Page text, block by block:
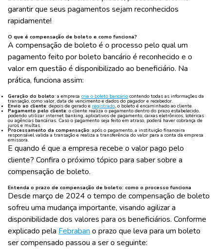
garantir que seus pagamentos sejam reconhecidos
rapidamente!
O que é compensação de boleto e como funciona?
A compensação de boleto é o processo pelo qual um
pagamento feito por boleto bancário é reconhecido e o
valor em questão é disponibilizado ao beneficiário. Na
prática, funciona assim:
Geração do boleto: a empresa cria o boleto bancário contendo todas as informações da
transação, como valor, data de vencimento e dados do pagador e recebedor.
Envio ao cliente: depois de gerado e registrado, o boleto é encaminhado ao cliente.
Pagamento pelo cliente: o cliente realiza o pagamento dentro do prazo estabelecido,
podendo utilizar internet banking, aplicativos de pagamento, caixas eletrônicos, lotéricas
ou agências bancárias. Caso o pagamento seja feito em atraso, poderá haver cobrança de
juros e multas
Processamento da compensação: após o pagamento, a instituição financeira
responsável valida a transação e realiza a transferência do valor para a conta da empresa
emissora.
E quando é que a empresa recebe o valor pago pelo
cliente? Confira o próximo tópico para saber sobre a
compensação de boleto.
Entenda o prazo de compensação de boleto: como o processo funciona
Desde março de 2024 o tempo de compensação de boleto
sofreu uma mudança importante, visando agilizar a
disponibilidade dos valores para os beneficiários. Conforme
explicado pela Febraban o prazo que leva para um boleto
ser compensado passou a ser o seguinte: